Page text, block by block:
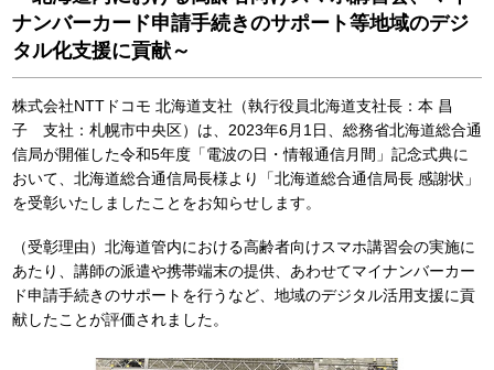
ナンバーカード申請手続きのサポート等地域のデジ
タル化支援に貢献～
株式会社NTTドコモ 北海道支社（執行役員北海道支社長：本 昌
子 支社：札幌市中央区）は、2023年6月1日、総務省北海道総合通
信局が開催した令和5年度「電波の日・情報通信月間」記念式典に
おいて、北海道総合通信局長様より「北海道総合通信局長 感謝状」
を受彰いたしましたことをお知らせします。
（受彰理由）北海道管内における高齢者向けスマホ講習会の実施に
あたり、講師の派遣や携帯端末の提供、あわせてマイナンバーカー
ド申請手続きのサポートを行うなど、地域のデジタル活用支援に貢
献したことが評価されました。